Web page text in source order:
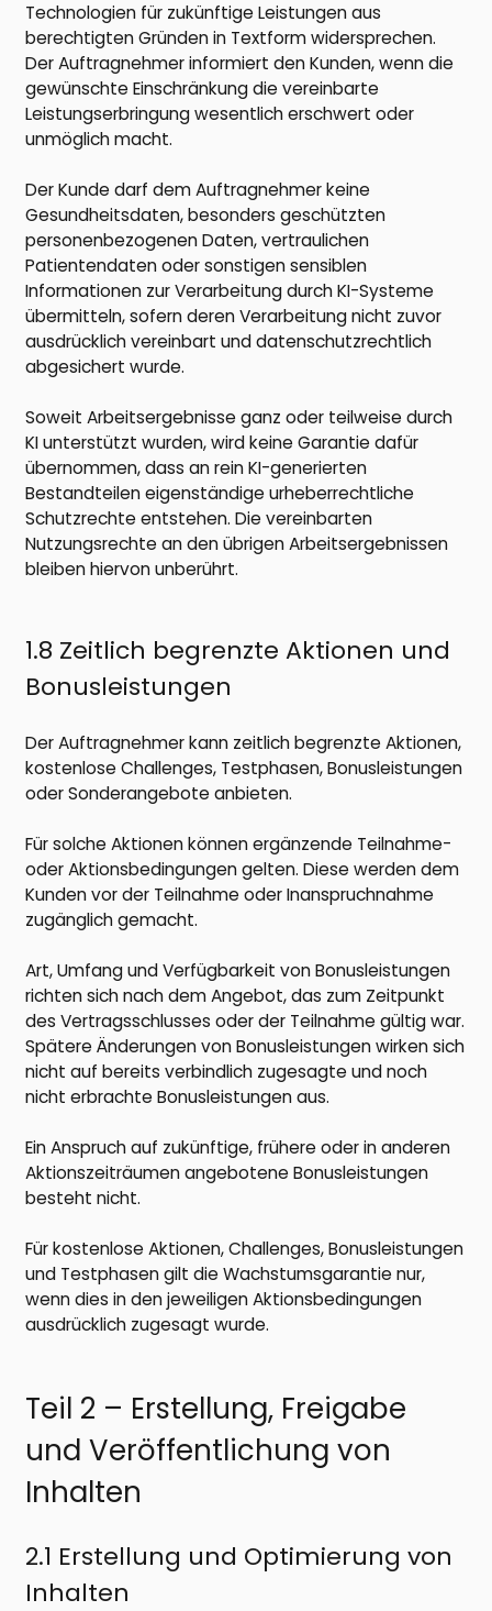
Technologien für zukünftige Leistungen aus
berechtigten Gründen in Textform widersprechen.
Der Auftragnehmer informiert den Kunden, wenn die
gewünschte Einschränkung die vereinbarte
Leistungserbringung wesentlich erschwert oder
unmöglich macht.
Der Kunde darf dem Auftragnehmer keine
Gesundheitsdaten, besonders geschützten
personenbezogenen Daten, vertraulichen
Patientendaten oder sonstigen sensiblen
Informationen zur Verarbeitung durch KI-Systeme
übermitteln, sofern deren Verarbeitung nicht zuvor
ausdrücklich vereinbart und datenschutzrechtlich
abgesichert wurde.
Soweit Arbeitsergebnisse ganz oder teilweise durch
KI unterstützt wurden, wird keine Garantie dafür
übernommen, dass an rein KI-generierten
Bestandteilen eigenständige urheberrechtliche
Schutzrechte entstehen. Die vereinbarten
Nutzungsrechte an den übrigen Arbeitsergebnissen
bleiben hiervon unberührt.
1.8 Zeitlich begrenzte Aktionen und
Bonusleistungen
Der Auftragnehmer kann zeitlich begrenzte Aktionen,
kostenlose Challenges, Testphasen, Bonusleistungen
oder Sonderangebote anbieten.
Für solche Aktionen können ergänzende Teilnahme-
oder Aktionsbedingungen gelten. Diese werden dem
Kunden vor der Teilnahme oder Inanspruchnahme
zugänglich gemacht.
Art, Umfang und Verfügbarkeit von Bonusleistungen
richten sich nach dem Angebot, das zum Zeitpunkt
des Vertragsschlusses oder der Teilnahme gültig war.
Spätere Änderungen von Bonusleistungen wirken sich
nicht auf bereits verbindlich zugesagte und noch
nicht erbrachte Bonusleistungen aus.
Ein Anspruch auf zukünftige, frühere oder in anderen
Aktionszeiträumen angebotene Bonusleistungen
besteht nicht.
Für kostenlose Aktionen, Challenges, Bonusleistungen
und Testphasen gilt die Wachstumsgarantie nur,
wenn dies in den jeweiligen Aktionsbedingungen
ausdrücklich zugesagt wurde.
Teil 2 – Erstellung, Freigabe
und Veröffentlichung von
Inhalten
2.1 Erstellung und Optimierung von
Inhalten